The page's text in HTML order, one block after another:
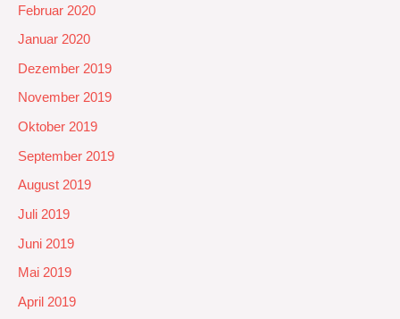
Februar 2020
Januar 2020
Dezember 2019
November 2019
Oktober 2019
September 2019
August 2019
Juli 2019
Juni 2019
Mai 2019
April 2019